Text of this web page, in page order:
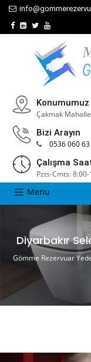
Konumumuz
Çakmak
Bizi Arayın
0536 060
Çalışma
Pzts-Cmts:
Menu
Diyarbakır
Gömme Rezervuar